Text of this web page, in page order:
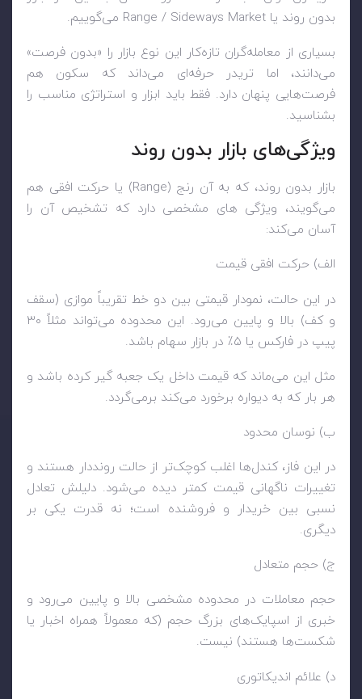
بدون روند یا Range / Sideways Market می‌گوییم.
بسیاری از معامله‌گران تازه‌کار این نوع بازار را «بدون ‌فرصت»
می‌دانند، اما تریدر حرفه‌ای می‌داند که سکون هم
فرصت‌هایی پنهان دارد. فقط باید ابزار و استراتژی مناسب را
بشناسید.
ویژگی‌های بازار بدون روند
بازار بدون روند، که به آن رنج (Range) یا حرکت افقی هم
می‌گویند، ویژگی های مشخصی دارد که تشخیص آن را
آسان می‌کند:
الف) حرکت افقی قیمت
در این حالت، نمودار قیمتی بین دو خط تقریباً موازی (سقف
و کف) بالا و پایین می‌رود. این محدوده می‌تواند مثلاً ۳۰
پیپ در فارکس یا ۵٪ در بازار سهام باشد.
مثل این می‌ماند که قیمت داخل یک جعبه گیر کرده باشد و
هر بار که به دیواره برخورد می‌کند برمی‌گردد.
ب) نوسان محدود
در این فاز، کندل‌ها اغلب کوچک‌تر از حالت رونددار هستند و
تغییرات ناگهانی قیمت کمتر دیده می‌شود. دلیلش ‌تعادل
نسبی بین خریدار و فروشنده است؛ نه قدرت یکی بر
دیگری.
ج) حجم متعادل
حجم معاملات در محدوده مشخصی بالا و پایین می‌رود و
خبری از اسپایک‌های بزرگ حجم (که معمولاً همراه اخبار یا
شکست‌ها هستند) نیست.
د) علائم اندیکاتوری